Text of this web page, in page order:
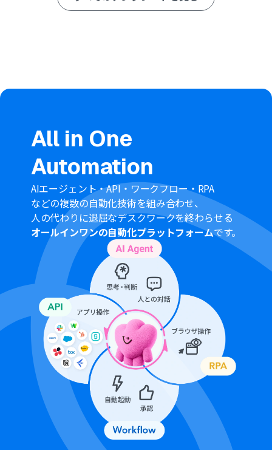
Microsoft Teamsへの通知設定では、通知先となるチー
■注意事項
Microsoft Excel、Microsoft TeamsのそれぞれとYoom
を連携してください。
Microsoft365（旧Office365）には、家庭向けプランと一
般法人向けプラン（Microsoft365 Business）があり、一
般法人向けプランに加入していない場合には認証に失敗
する可能性があります。
Microsoft Excelのデータベースを操作するオペレーショ
ンの設定に関しては「【Excel】データベースを操作する
オペレーションの設定に関して」をご参照ください。
All in One
Automation
AIエージェント・API・ワークフロー・RPA
などの複数の自動化技術を組み合わせ、
人の代わりに退屈なデスクワークを終わらせる
オールインワンの自動化プラットフォームです。